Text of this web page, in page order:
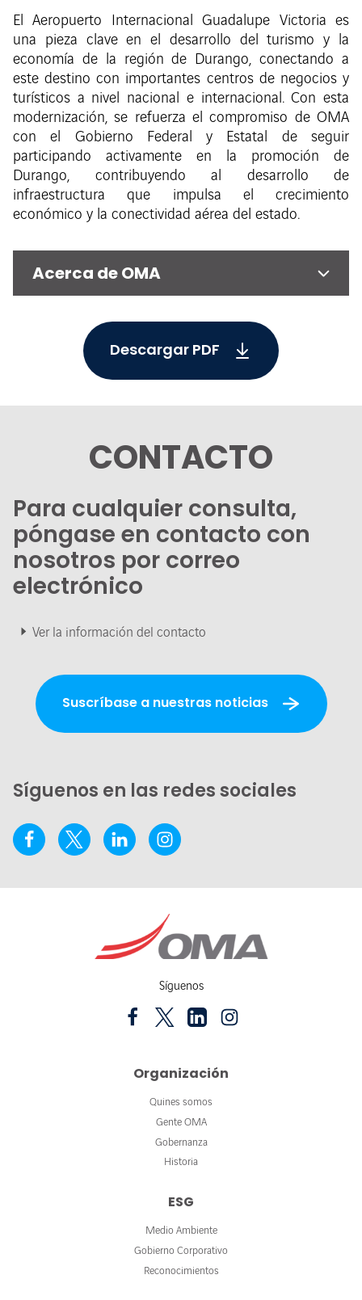
El Aeropuerto Internacional Guadalupe Victoria es
una pieza clave en el desarrollo del turismo y la
economía de la región de Durango, conectando a
este destino con importantes centros de negocios y
turísticos a nivel nacional e internacional. Con esta
modernización, se refuerza el compromiso de OMA
con el Gobierno Federal y Estatal de seguir
participando activamente en la promoción de
Durango, contribuyendo al desarrollo de
infraestructura que impulsa el crecimiento
económico y la conectividad aérea del estado.
Acerca de OMA
Descargar PDF
CONTACTO
Para cualquier consulta,
póngase en contacto con
nosotros por correo
electrónico
Ver la información del contacto
Suscríbase a nuestras noticias
Síguenos en las redes sociales
Síguenos
Organización
Quines somos
Gente OMA
Gobernanza
Historia
ESG
Medio Ambiente
Gobierno Corporativo
Reconocimientos